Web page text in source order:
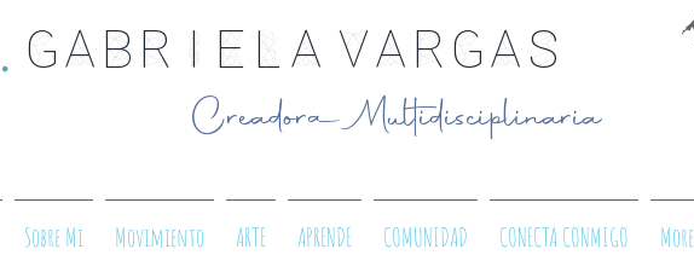
Gabriela Vargas
Creadora Multidisciplinaria
Sobre Mi Movimiento ARTE APRENDE COMUNIDAD CONECTA CONMIGO More